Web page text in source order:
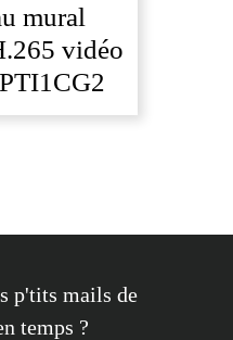
mural
vidéo
p'tits mails de
temps ?